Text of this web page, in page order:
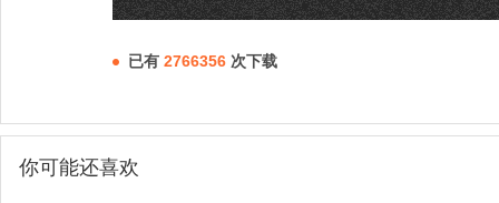
已有 2766356 次下载
你可能还喜欢